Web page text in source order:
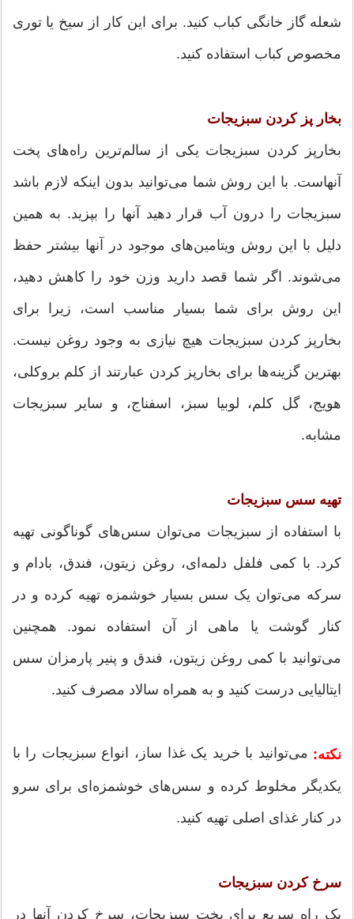
شعله گاز خانگی کباب کنید. برای این کار از سیخ یا توری
مخصوص کباب استفاده کنید.
بخار پز کردن سبزیجات
بخارپز کردن سبزیجات یکی از سالم‌ترین راه‌های پخت
آنهاست. با این روش شما می‌توانید بدون اینکه لازم باشد
سبزیجات را درون آب قرار دهید آنها را بپزید. به همین
دلیل با این روش ویتامین‌های موجود در آنها بیشتر حفظ
می‌شوند. اگر شما قصد دارید وزن خود را کاهش دهید،
این روش برای شما بسیار مناسب است، زیرا برای
بخارپز کردن سبزیجات هیچ نیازی به وجود روغن نیست.
بهترین گزینه‌ها برای بخارپز کردن عبارتند از کلم بروکلی،
هویج، گل کلم، لوبیا سبز، اسفناج، و سایر سبزیجات
مشابه.
تهیه سس سبزیجات
با استفاده از سبزیجات می‌توان سس‌های گوناگونی تهیه
کرد. با کمی فلفل دلمه‌ای، روغن زیتون، فندق، بادام و
سرکه می‌توان یک سس بسیار خوشمزه تهیه کرده و در
کنار گوشت یا ماهی از آن استفاده نمود. همچنین
می‌توانید با کمی روغن زیتون، فندق و پنیر پارمزان سس
ایتالیایی درست کنید و به همراه سالاد مصرف کنید.
نکته: می‌توانید با خرید یک غذا ساز، انواع سبزیجات را با
یکدیگر مخلوط کرده و سس‌های خوشمزه‌ای برای سرو
در کنار غذای اصلی تهیه کنید.
سرخ کردن سبزیجات
یک راه سریع برای پخت سبزیجات، سرخ کردن آنها در